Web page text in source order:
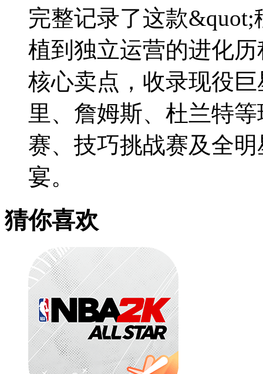
完整记录了这款
植到独立运营的进化
核心卖点，收录现役
里、詹姆斯、杜兰特
赛、技巧挑战赛及全
宴。
猜你喜欢